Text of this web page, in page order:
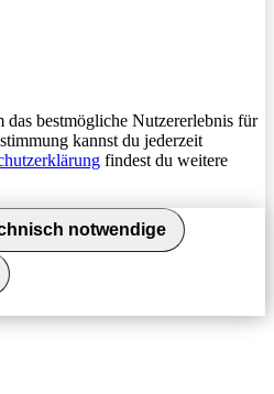
bestmögliche Nutzererlebnis für
kannst du jederzeit
findest du weitere
notwendige